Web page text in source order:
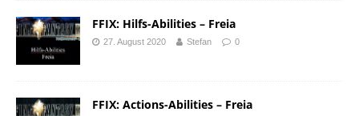
FFIX: Hilfs-Abilities – Freia
27. August 2020 Stefan 0
FFIX: Actions-Abilities – Freia